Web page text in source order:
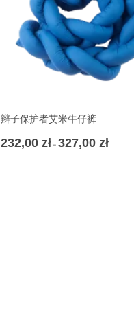
辫子保护者艾米牛仔裤
232,00 zł– 327,00 zł价